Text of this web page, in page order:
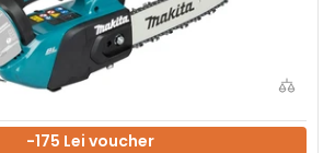
-175 Lei voucher